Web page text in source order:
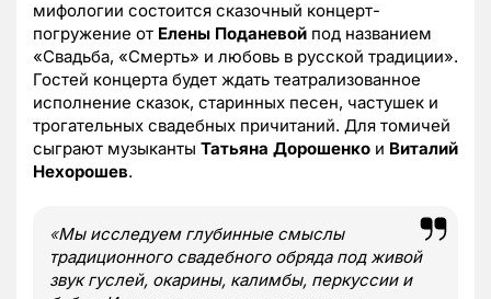
мифологии состоится сказочный концерт-
погружение от Елены Поданевой под названием
«Свадьба, «Смерть» и любовь в русской традиции».
Гостей концерта будет ждать театрализованное
исполнение сказок, старинных песен, частушек и
трогательных свадебных причитаний. Для томичей
сыграют музыканты Татьяна Дорошенко и Виталий
Нехорошев.
«Мы исследуем глубинные смыслы
традиционного свадебного обряда под живой
звук гуслей, окарины, калимбы, перкуссии и